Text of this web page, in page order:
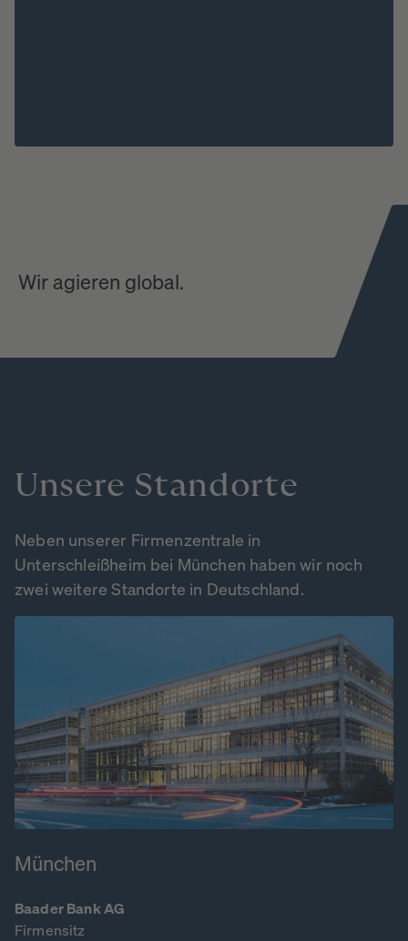
Wir agieren global.
Unsere Standorte
Neben unserer Firmenzentrale in
Unterschleißheim bei München haben wir noch
zwei weitere Standorte in Deutschland.
München
Baader Bank AG
Firmensitz